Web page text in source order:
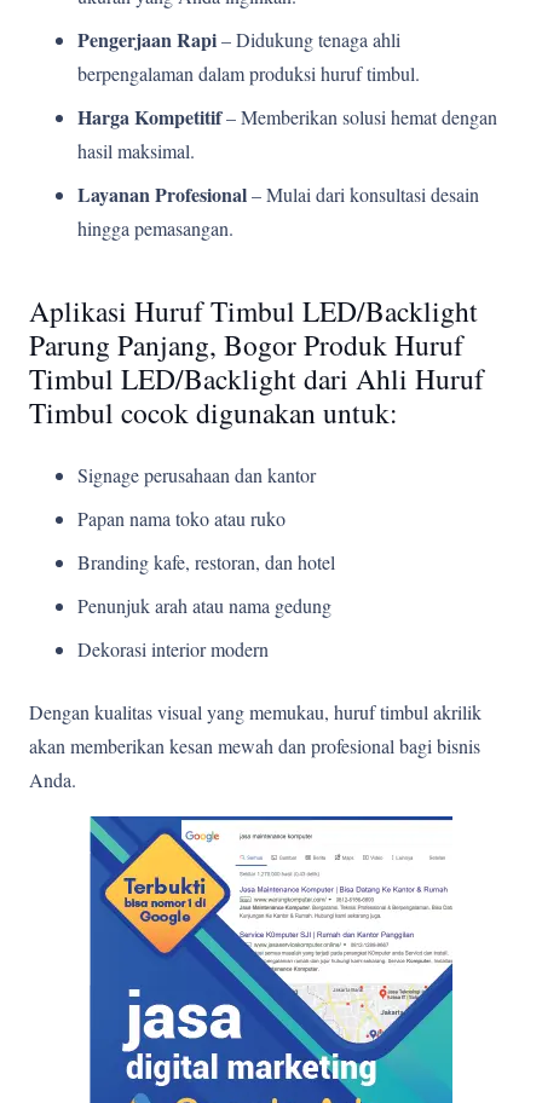
Pengerjaan Rapi– Didukung tenaga ahli
berpengalaman dalam produksi huruf timbul.
Harga Kompetitif– Memberikan solusi hemat dengan
hasil maksimal.
Layanan Profesional– Mulai dari konsultasi desain
hingga pemasangan.
Aplikasi Huruf Timbul LED/Backlight
Parung Panjang, Bogor Produk Huruf
Timbul LED/Backlight dari Ahli Huruf
Timbul cocok digunakan untuk:
Signage perusahaan dan kantor
Papan nama toko atau ruko
Branding kafe, restoran, dan hotel
Penunjuk arah atau nama gedung
Dekorasi interior modern
Dengan kualitas visual yang memukau, huruf timbul akrilik
akan memberikan kesan mewah dan profesional bagi bisnis
Anda.